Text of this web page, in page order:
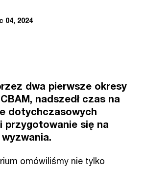
04, 2024
dwa pierwsze okresy
nadszedł czas na
dotychczasowych
przygotowanie się na
omówiliśmy nie tylko